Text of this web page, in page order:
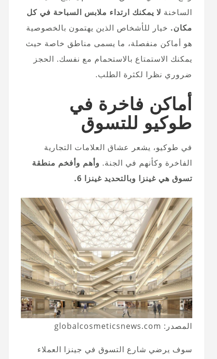
الساخنة لا يمكنك ارتداء ملابس السباحة في كل
مكان. خيار للأشخاص الذين يهتمون بالخصوصية
هو أماكن منفصلة، ​​​​ما يسمى مناطق خاصة حيث
يمكنك الاستمتاع بالاستحمام مع نفسك. الحجز
ضروري نظرا لكثرة الطلب.
أماكن فاخرة في
طوكيو للتسوق
في طوكيو، يشعر عشاق العلامات التجارية
الفاخرة وكأنهم في الجنة. وأهم وأفخم منطقة
تسوق هي غينزا وبالتحديد غينزا 6.
المصدر: globalcosmeticsnews.com
سوف يرضي شارع التسوق في جينزا العملاء